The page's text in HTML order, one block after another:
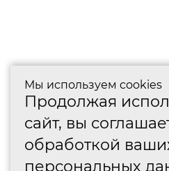
Мы используем cookies
Продолжая
сайт, вы
обработкой
персональных